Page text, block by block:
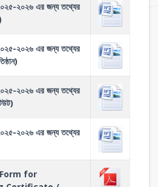
২০২৫-২০২৬ এর জন্য তথ্যের
২০২৫-২০২৬ এর জন্য তথ্যের
২০২৫-২০২৬ এর জন্য তথ্যের
২০২৫-২০২৬ এর জন্য তথ্যের
for